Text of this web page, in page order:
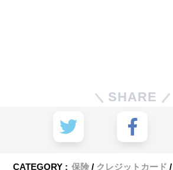
SHARE
CATEGORY : 保険 クレジットカード